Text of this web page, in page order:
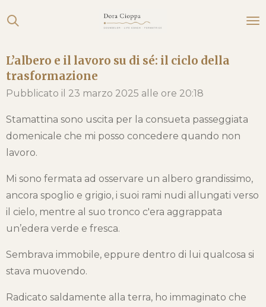
Vai
principale
L’albero e il lavoro su di sé: il ciclo della
trasformazione
Pubblicato il 23 marzo 2025 alle ore 20:18
Stamattina sono uscita per la consueta passeggiata
domenicale che mi posso concedere quando non
lavoro.
Mi sono fermata ad osservare un albero grandissimo,
ancora spoglio e grigio, i suoi rami nudi allungati verso
il cielo, mentre al suo tronco c'era aggrappata
un’edera verde e fresca.
Sembrava immobile, eppure dentro di lui qualcosa si
stava muovendo.
Radicato saldamente alla terra, ho immaginato che